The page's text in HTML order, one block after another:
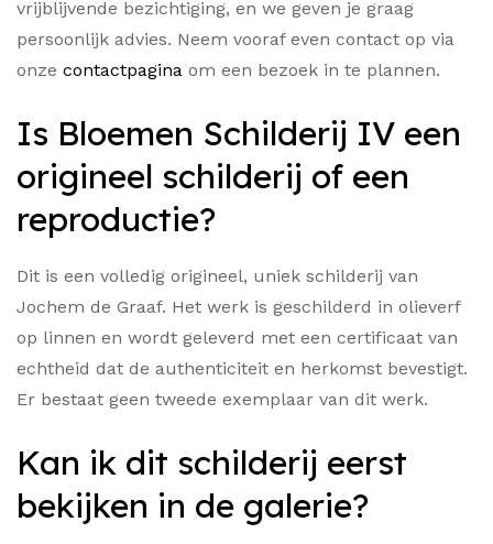
vrijblijvende bezichtiging, en we geven je graag
persoonlijk advies. Neem vooraf even contact op via
onze contactpagina om een bezoek in te plannen.
Is Bloemen Schilderij IV een
origineel schilderij of een
reproductie?
Dit is een volledig origineel, uniek schilderij van
Jochem de Graaf. Het werk is geschilderd in olieverf
op linnen en wordt geleverd met een certificaat van
echtheid dat de authenticiteit en herkomst bevestigt.
Er bestaat geen tweede exemplaar van dit werk.
Kan ik dit schilderij eerst
bekijken in de galerie?